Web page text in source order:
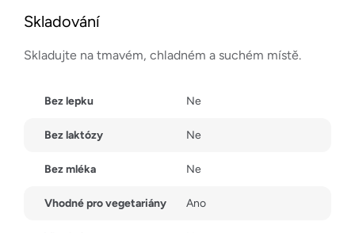
Skladování
Skladujte na tmavém, chladném a suchém místě.
Bez lepku Ne
Bez laktózy Ne
Bez mléka Ne
Vhodné pro vegetariány Ano